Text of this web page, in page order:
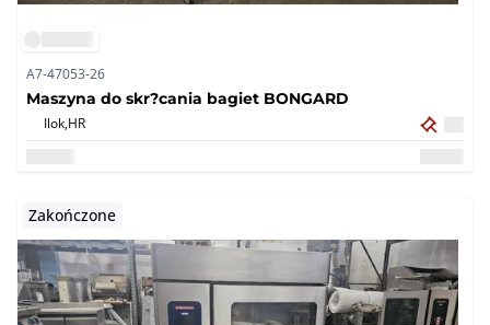
A7-47053-26
Maszyna do skr?cania bagiet BONGARD
Ilok,HR
Zakończone